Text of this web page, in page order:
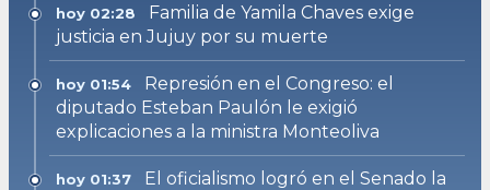
hoy 02:28
Familia de Yamila Chaves exige
justicia en Jujuy por su muerte
hoy 01:54
Represión en el Congreso: el
diputado Esteban Paulón le exigió
explicaciones a la ministra Monteoliva
hoy 01:37
El oficialismo logró en el Senado la